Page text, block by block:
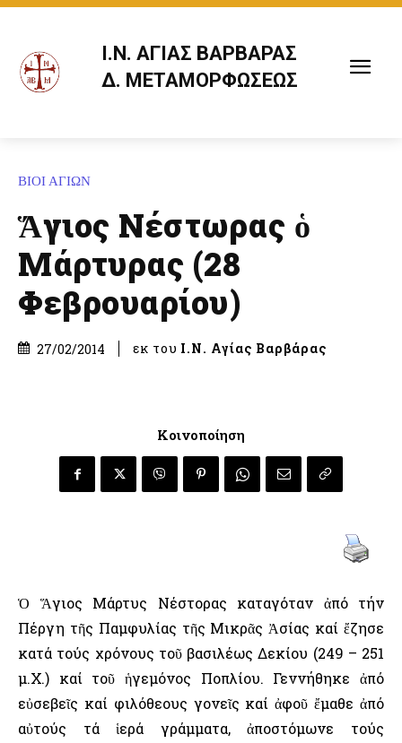
Ι.Ν. ΑΓΙΑΣ ΒΑΡΒΑΡΑΣ
Δ. ΜΕΤΑΜΟΡΦΩΣΕΩΣ
ΒΙΟΙ ΑΓΙΩΝ
Ἅγιος Νέστωρας ὁ
Μάρτυρας (28
Φεβρουαρίου)
27/02/2014 εκ του Ι.Ν. Αγίας Βαρβάρας
Κοινοποίηση
Ὁ Ἅγιος Μάρτυς Νέστορας καταγόταν ἀπό τήν
Πέργη τῆς Παμφυλίας τῆς Μικρᾶς Ἀσίας καί ἔζησε
κατά τούς χρόνους τοῦ βασιλέως Δεκίου (249 – 251
μ.Χ.) καί τοῦ ἡγεμόνος Ποπλίου. Γεννήθηκε ἀπό
εὐσεβεῖς καί φιλόθεους γονεῖς καί ἀφοῦ ἔμαθε ἀπό
αὐτούς τά ἱερά γράμματα, ἀποστόμωνε τούς